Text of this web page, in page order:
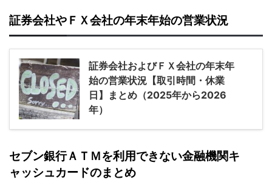
証券会社やＦＸ会社の年末年始の営業状況
証券会社およびＦＸ会社の年末年
始の営業状況【取引時間・休業
日】まとめ（2025年から2026
年）
セブン銀行ＡＴＭを利用できない金融機関キ
ャッシュカードのまとめ